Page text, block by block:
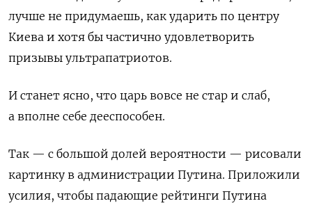
лучше не придумаешь, как ударить по центру
Киева и хотя бы частично удовлетворить
призывы ультрапатриотов.
И станет ясно, что царь вовсе не стар и слаб,
а вполне себе дееспособен.
Так — с большой долей вероятности — рисовали
картинку в администрации Путина. Приложили
усилия, чтобы падающие рейтинги Путина